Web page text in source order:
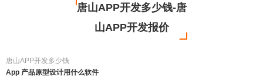
唐山APP开发多少钱-唐
山APP开发报价
唐山APP开发多少钱
App 产品原型设计用什么软件